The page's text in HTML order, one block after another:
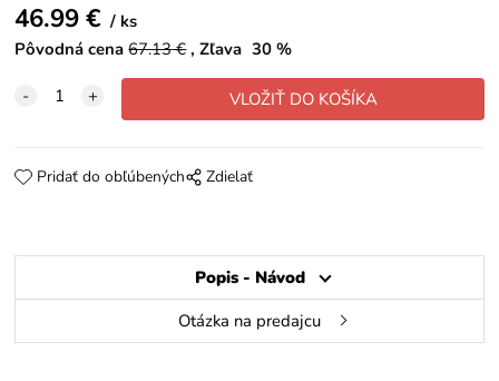
46.99€
ks
Pôvodná cena 67.13€ Zľava 30 %
Pridať do obľúbených Zdielať
Popis - Návod
Otázka na predajcu